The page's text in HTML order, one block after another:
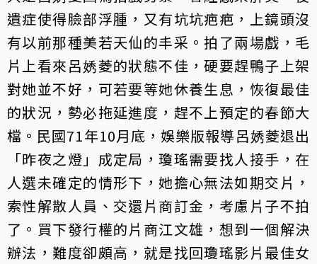
遺症使得臉部浮腫，又有坑坑疤疤，上鏡頭沒
有以前那種美若天仙的丰采。拍了兩場戲，毛
片上看來呂㛢菱的狀態不佳，硬要趕鴨子上架
對她並不好，可若要等她休養生息，恢復最佳
的狀況，勢必拖延進度，趕不上預定的春節大
檔。民國71年10月底，娛樂版報導呂㛢菱退出
「昨夜之燈」成定局，瓊瑤需要找人接手，在
人選未確定的情形下，她擔心無法如期交片，
索性解散人員、交還片商訂金，考慮片子不拍
了。買下發行權的片商江文雄，想到一個解決
辦法，難度卻頗高，就是找回瓊瑤影片最佳女